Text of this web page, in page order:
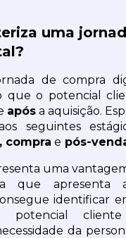
uma
de compra
após a aquisição.
seguintes
compra e pós-
uma
que apresenta
identificar
potencial
da